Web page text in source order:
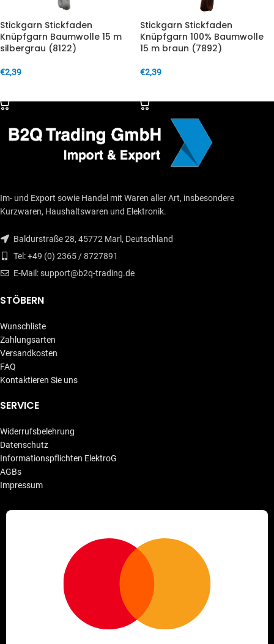
Stickgarn Stickfaden
Knüpfgarn Baumwolle 15 m
silbergrau (8122)
€2,39
Stickgarn Stickfaden
Knüpfgarn 100% Baumwolle
15 m braun (7892)
€2,39
Im- und Export sowie Handel mit Waren aller Art, insbesondere
Kurzwaren, Haushaltswaren und Elektronik.
Baldurstraße 28, 45772 Marl, Deutschland
Tel: +49 (0) 2365 / 8727891
E-Mail: support@b2q-trading.de
STÖBERN
Wunschliste
Zahlungsarten
Versandkosten
FAQ
Kontaktieren Sie uns
SERVICE
Widerrufsbelehrung
Datenschutz
Informationspflichten ElektroG
AGBs
Impressum